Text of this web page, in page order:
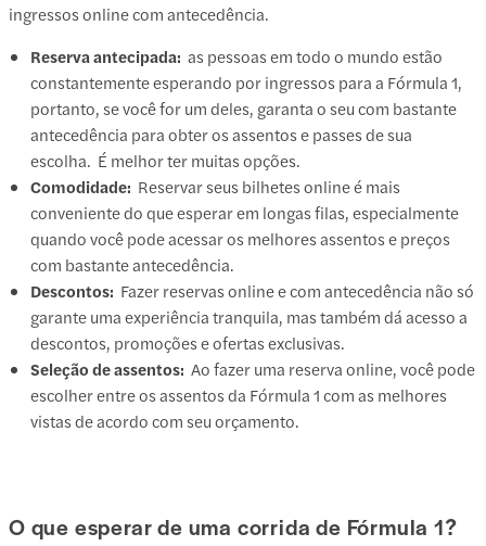
ingressos online com antecedência.
Reserva antecipada: as pessoas em todo o mundo estão
constantemente esperando por ingressos para a Fórmula 1,
portanto, se você for um deles, garanta o seu com bastante
antecedência para obter os assentos e passes de sua
escolha. É melhor ter muitas opções.
Comodidade: Reservar seus bilhetes online é mais
conveniente do que esperar em longas filas, especialmente
quando você pode acessar os melhores assentos e preços
com bastante antecedência.
Descontos: Fazer reservas online e com antecedência não só
garante uma experiência tranquila, mas também dá acesso a
descontos, promoções e ofertas exclusivas.
Seleção de assentos: Ao fazer uma reserva online, você pode
escolher entre os assentos da Fórmula 1 com as melhores
vistas de acordo com seu orçamento.
O que esperar de uma corrida de Fórmula 1?